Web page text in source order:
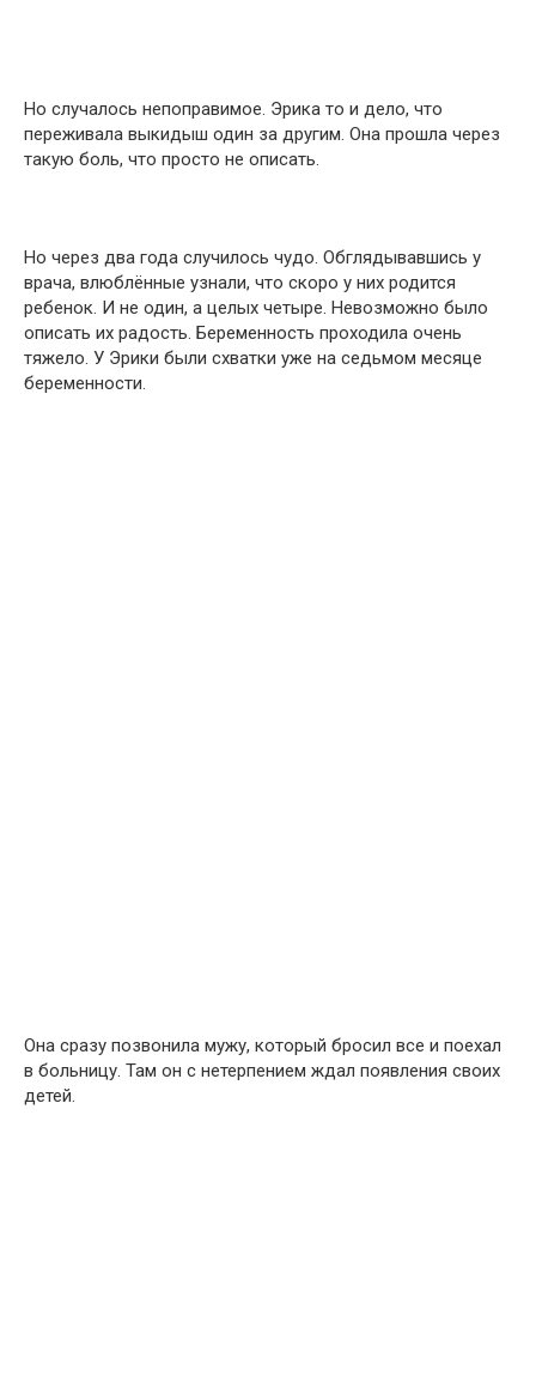
Но случалось непоправимое. Эрика то и дело, что
переживала выкидыш один за другим. Она прошла через
такую боль, что просто не описать.
Но через два года случилось чудо. Обглядывавшись у
врача, влюблённые узнали, что скоро у них родится
ребенок. И не один, а целых четыре. Невозможно было
описать их радость. Беременность проходила очень
тяжело. У Эрики были схватки уже на седьмом месяце
беременности.
Она сразу позвонила мужу, который бросил все и поехал
в больницу. Там он с нетерпением ждал появления своих
детей.